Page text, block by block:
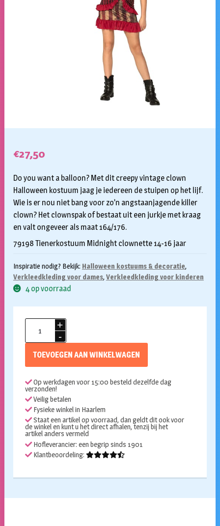
€27,50
Do you want a balloon? Met dit creepy vintage clown
Halloween kostuum jaag je iedereen de stuipen op het lijf.
Wie is er nou niet bang voor zo’n angstaanjagende killer
clown? Het clownspak of bestaat uit een jurkje met kraag
en valt ongeveer als maat 164/176.
79198 Tienerkostuum Midnight clownette 14-16 jaar
Inspiratie nodig? Bekijk: Halloween kostuums & decoratie,
Verkleedkleding voor dames, Verkleedkleding voor kinderen
4 op voorraad
clownette
jaar
aantal
TOEVOEGEN AAN WINKELWAGEN
Op werkdagen voor 15:00 besteld dezelfde dag
verzonden!
Veilig betalen
Fysieke winkel in Haarlem
Staat een artikel op voorraad, dan geldt dit ook voor
de winkel en kunt u het direct afhalen, tenzij bij het
artikel anders vermeld
Hofleverancier: een begrip sinds 1901
Klantbeoordeling: